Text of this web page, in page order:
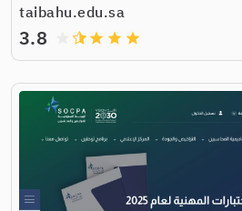
taibahu.edu.sa
grade
grade
grade
3.8